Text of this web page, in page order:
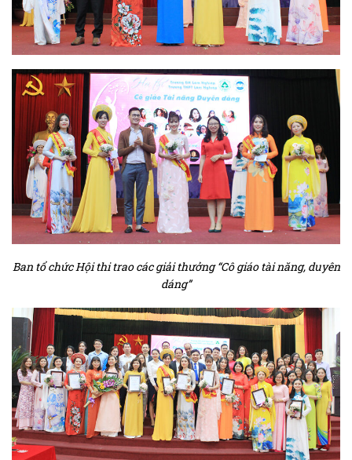
Ban tổ chức Hội thi trao các giải thưởng “Cô giáo tài năng, duyên
dáng”